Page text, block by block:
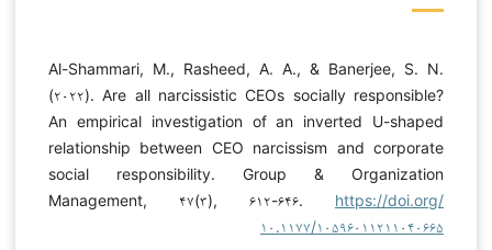
Al-Shammari, M., Rasheed, A. A., & Banerjee, S. N.
(۲۰۲۲). Are all narcissistic CEOs socially responsible?
An empirical investigation of an inverted U-shaped
relationship between CEO narcissism and corporate
social responsibility. Group & Organization
Management, ۴۷(۳), ۶۱۲-۶۴۶. https://doi.org/
۱۰.۱۱۷۷/۱۰۵۹۶۰۱۱۲۱۱۰۴۰۶۶۵